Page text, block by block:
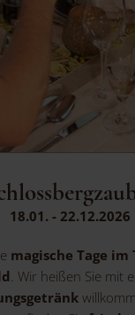
18.01. - 22.12.2026
magische Tage
. Wir heißen Sie mit